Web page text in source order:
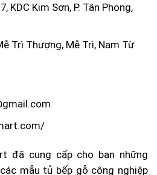
KDC Kim Sơn, P. Tân Phong,
Trì Thượng, Mễ Trì, Nam Từ
đã cung cấp cho bạn những
mẫu tủ bếp gỗ công nghiệp